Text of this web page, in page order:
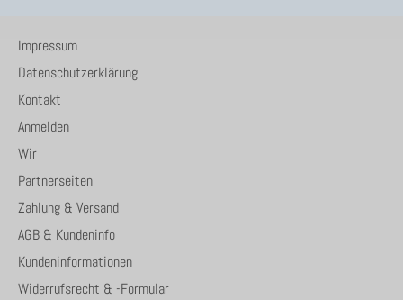
Impressum
Datenschutzerklärung
Kontakt
Anmelden
Wir
Partnerseiten
Zahlung & Versand
AGB & Kundeninfo
Kundeninformationen
Widerrufsrecht & -Formular